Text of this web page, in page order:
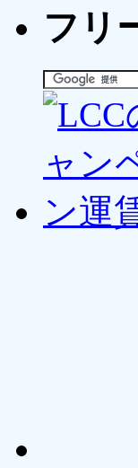
フリ